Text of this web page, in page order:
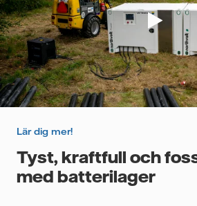
Lär dig mer!
Tyst, kraftfull och
med batterilager